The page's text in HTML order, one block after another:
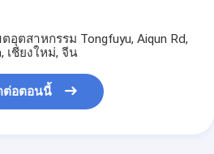
อุตสาหกรรม Tongfuyu, Aiqun Rd,
เชียงใหม่, จีน
ต่อตอนนี้